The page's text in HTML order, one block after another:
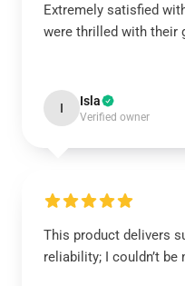
Extremely satisfied
were thrilled with their
I Isla
Verified owner
This product delivers
reliability; I couldn’t be